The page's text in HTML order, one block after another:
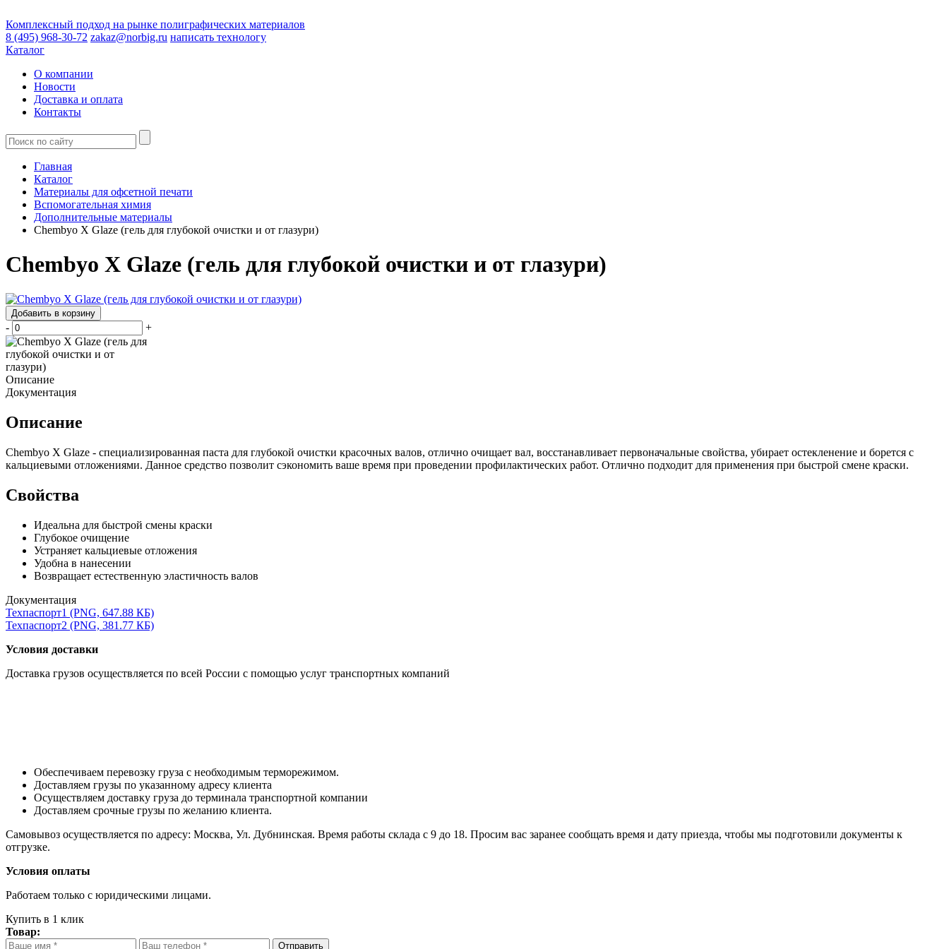
Комплексный подход на рынке полиграфических материалов
8 (495) 968-30-72 zakaz@norbig.ru написать технологу
Каталог
О компании
Новости
Доставка и оплата
Контакты
Главная
Каталог
Материалы для офсетной печати
Вспомогательная химия
Дополнительные материалы
Chembyo X Glaze (гель для глубокой очистки и от глазури)
Chembyo X Glaze (гель для глубокой очистки и от глазури)
Добавить в корзину
- +
Описание
Документация
Описание
Chembyo X Glaze - специализированная паста для глубокой очистки красочных валов, отлично очищает вал, восстанавливает первоначальные свойства, убирает остекленение и борется с
кальциевыми отложениями. Данное средство позволит сэкономить ваше время при проведении профилактических работ. Отлично подходит для применения при быстрой смене краски.
Свойства
Идеальна для быстрой смены краски
Глубокое очищение
Устраняет кальциевые отложения
Удобна в нанесении
Возвращает естественную эластичность валов
Документация
Техпаспорт1 (PNG, 647.88 КБ)
Техпаспорт2 (PNG, 381.77 КБ)
Условия доставки
Доставка грузов осуществляется по всей России с помощью услуг транспортных компаний
Обеспечиваем перевозку груза с необходимым терморежимом.
Доставляем грузы по указанному адресу клиента
Осуществляем доставку груза до терминала транспортной компании
Доставляем срочные грузы по желанию клиента.
Самовывоз осуществляется по адресу: Москва, Ул. Дубнинская. Время работы склада с 9 до 18. Просим вас заранее сообщать время и дату приезда, чтобы мы подготовили документы к
отгрузке.
Условия оплаты
Работаем только с юридическими лицами.
Купить в 1 клик
Товар:
Отправить